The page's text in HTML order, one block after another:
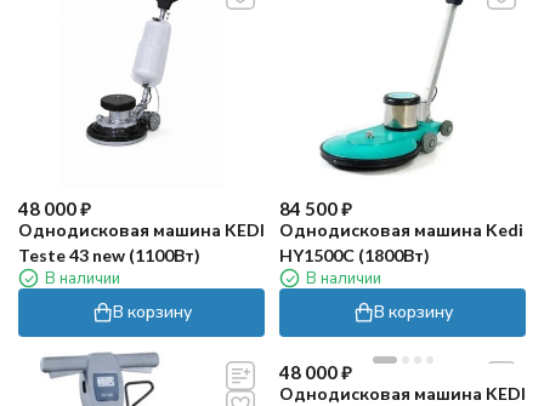
48 000₽
Однодисковая машина KEDI
Teste 43 new (1100Вт)
В наличии
В корзину
84 500₽
Однодисковая машина Kedi
HY1500C (1800Вт)
В наличии
В корзину
48 000₽
Однодисковая машина KEDI